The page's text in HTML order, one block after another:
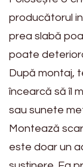
producătorul
prea slabă
poate
După montaj,
încearcă să îl
sau sunete
Montează
este doar un